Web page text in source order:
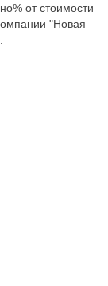
от стоимости
"Новая